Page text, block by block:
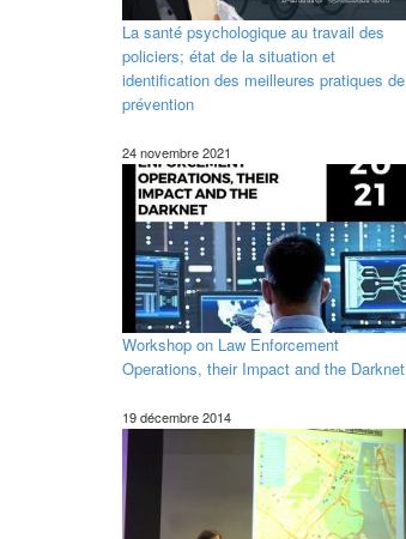
La santé psychologique au travail des
policiers; état de la situation et
identification des meilleures pratiques de
prévention
24 novembre 2021
Workshop on Law Enforcement
Operations, their Impact and the Darknet
19 décembre 2014